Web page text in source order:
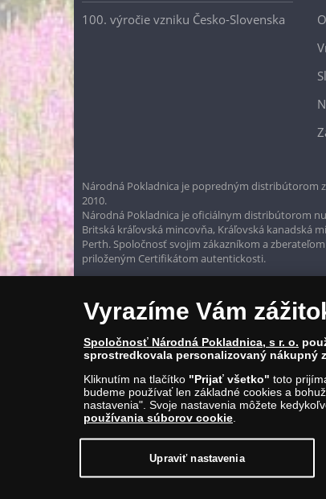
100. výročie vzniku Česko-Slovenska
Národná Pokladnica je popredným distribútorom
2010.
Národná Pokladnica je oficiálnym distribútorom
Britská kráľovská mincovňa, Kráľovská kanadská
Perth. Spoločnosť svojim zákazníkom a
priloženým Certifikátom autentickosti.
E-mail: info@narodnapokladnica.sk,
Vyrazíme Vám
Spoločnosť Národná Pokladnica, s r. o.
sprostredkovala personalizovaný nákupný
Kliknutím na tlačítko "Prijať všetko" toto
budeme používať len základné cookies a
nastavenia". Svoje nastavenia môžete
používania súborov cookie
Upraviť nastavenia